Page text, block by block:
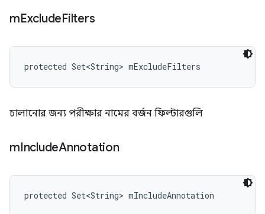
mExcludeFilters
protected Set<String> mExcludeFilters
চালানোর জন্য পরীক্ষার নামের বর্জন ফিল্টারগুলি
mIncludeAnnotation
protected Set<String> mIncludeAnnotation